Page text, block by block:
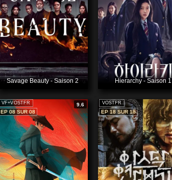
Savage Beauty - Saison 2 Hierarchy - Saison 1
VF+VOSTFR
9.6
EP 08 SUR 08
VOSTFR
EP 18 SUR 18